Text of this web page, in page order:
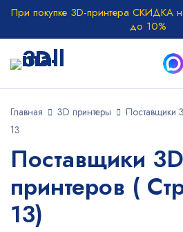
При покупке 3D-принтера СКИДКА
до 10%
Главная 3D принтеры Поставщики
13
Поставщики 3D
принтеров (
13)